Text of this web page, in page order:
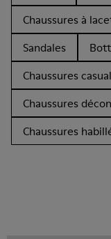
Chaussures à
Sandales
Chaussures casual
Chaussures
Chaussures